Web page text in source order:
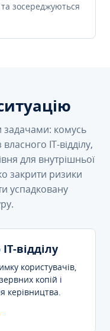
та зосереджуються
задачами: комусь
IT-відділу,
для внутрішньої
закрити ризики
успадковану
відділу
користувачів,
копій і
керівництва.